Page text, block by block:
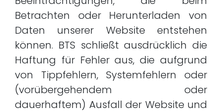
Betrachten oder Herunterladen von
Daten unserer Website entstehen
können. BTS schließt ausdrücklich die
Haftung für Fehler aus, die aufgrund
von Tippfehlern, Systemfehlern oder
(vorübergehendem oder
dauerhaftem) Ausfall der Website und